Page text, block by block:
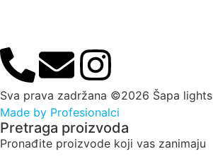
Sva prava zadržana ©2026 Šapa lights
Made by Profesionalci
Pretraga proizvoda
Pronađite proizvode koji vas zanimaju